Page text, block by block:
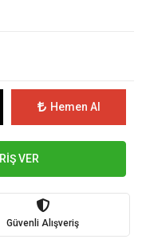
Hemen Al
VER
Güvenli Alışveriş